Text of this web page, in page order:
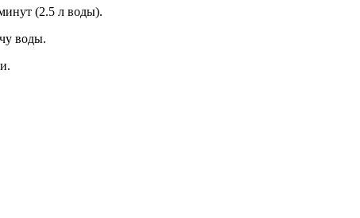
(2.5 л воды).
воды.